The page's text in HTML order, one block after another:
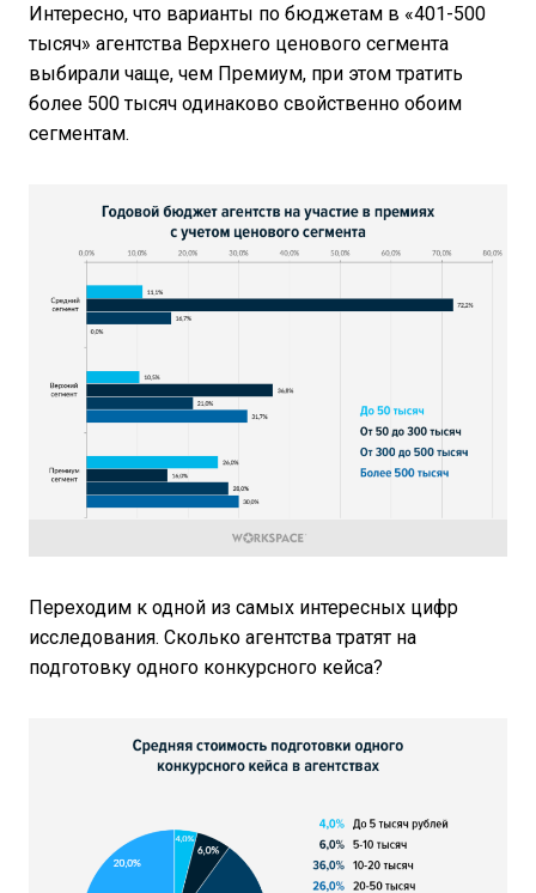
Интересно, что варианты по бюджетам в «401-500
тысяч» агентства Верхнего ценового сегмента
выбирали чаще, чем Премиум, при этом тратить
более 500 тысяч одинаково свойственно обоим
сегментам.
Переходим к одной из самых интересных цифр
исследования. Сколько агентства тратят на
подготовку одного конкурсного кейса?